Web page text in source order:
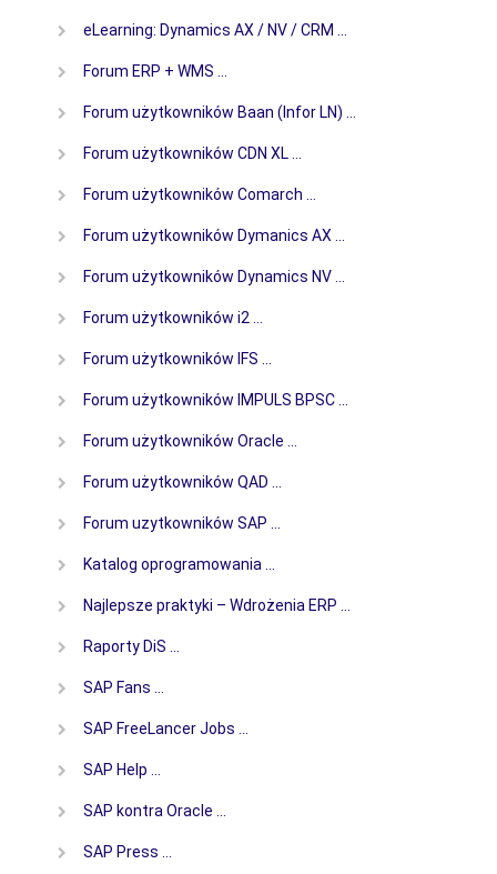
eLearning: Dynamics AX / NV / CRM …
Forum ERP + WMS …
Forum użytkowników Baan (Infor LN) …
Forum użytkowników CDN XL …
Forum użytkowników Comarch …
Forum użytkowników Dymanics AX …
Forum użytkowników Dynamics NV …
Forum użytkowników i2 …
Forum użytkowników IFS …
Forum użytkowników IMPULS BPSC …
Forum użytkowników Oracle …
Forum użytkowników QAD …
Forum uzytkowników SAP …
Katalog oprogramowania …
Najlepsze praktyki – Wdrożenia ERP …
Raporty DiS …
SAP Fans …
SAP FreeLancer Jobs …
SAP Help …
SAP kontra Oracle …
SAP Press …